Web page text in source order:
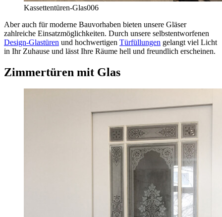
Kassettentüren-Glas006
Aber auch für moderne Bauvorhaben bieten unsere Gläser
zahlreiche Einsatzmöglichkeiten. Durch unsere selbstentworfenen
Design-Glastüren und hochwertigen Türfüllungen gelangt viel Licht
in Ihr Zuhause und lässt Ihre Räume hell und freundlich erscheinen.
Zimmertüren mit Glas